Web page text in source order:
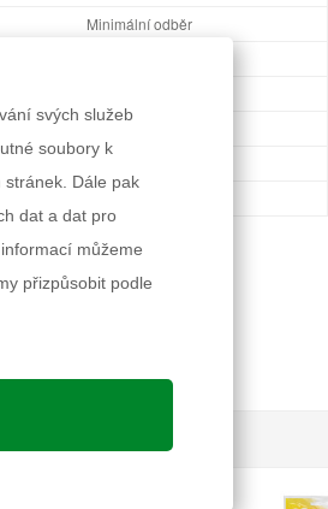
Minimální odběr
k výrobku
svých služeb
soubory k
Dále pak
dat a dat pro
můžeme
přizpůsobit podle